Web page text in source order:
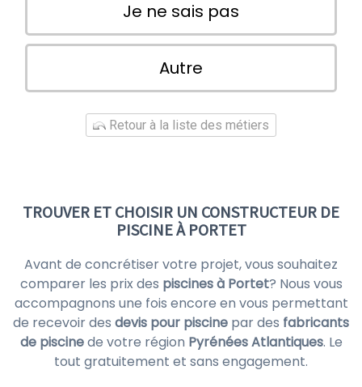
Je ne sais pas
Autre
Retour à la liste des métiers
TROUVER ET CHOISIR UN CONSTRUCTEUR DE
PISCINE À PORTET
Avant de concrétiser votre projet, vous souhaitez
comparer les prix des piscines à Portet? Nous vous
accompagnons une fois encore en vous permettant
de recevoir des devis pour piscine par des fabricants
de piscinede votre région Pyrénées Atlantiques. Le
tout gratuitement et sans engagement.